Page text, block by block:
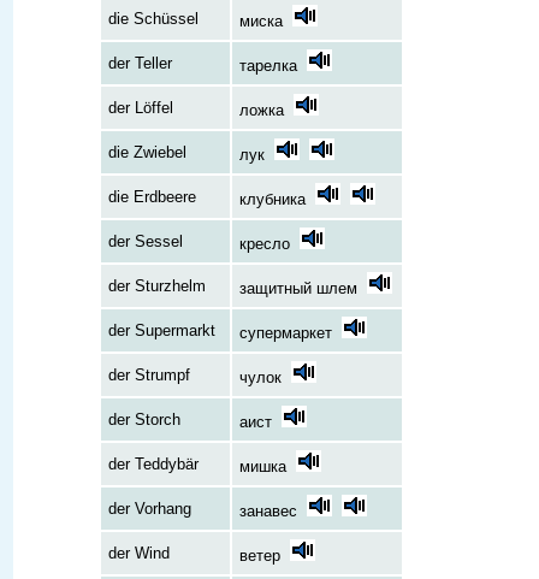
die Schüssel миска
der Teller тарелка
der Löffel ложка
die Zwiebel лук
die Erdbeere клубника
der Sessel кресло
der Sturzhelm защитный шлем
der Supermarkt супермаркет
der Strumpf чулок
der Storch аист
der Teddybär мишка
der Vorhang занавес
der Wind ветер